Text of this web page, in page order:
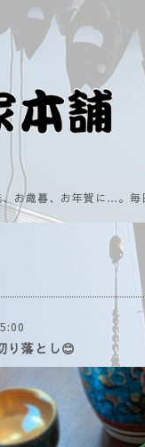
お歳暮、お年賀に…。
り落とし😊